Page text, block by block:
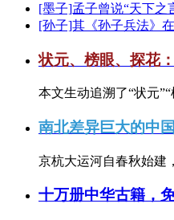
[墨子]孟子曾说“天下之
[孙子]其《孙子兵法》
状元、榜眼、探花
本文生动追溯了“状元
南北差异巨大的中
京杭大运河自春秋始建
十万册中华古籍，